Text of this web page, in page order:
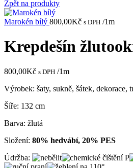
Zpět na produkty
Marokén bílý 800,00Kč s DPH /1m
Krepdešín
800,00Kč s DPH /1m
Výrobek: šaty, sukně, šátek, dekorace,
Šíře: 132 cm
Barva: žlutá
Složení: 80% hedvábí, 20% PES
Údržba: